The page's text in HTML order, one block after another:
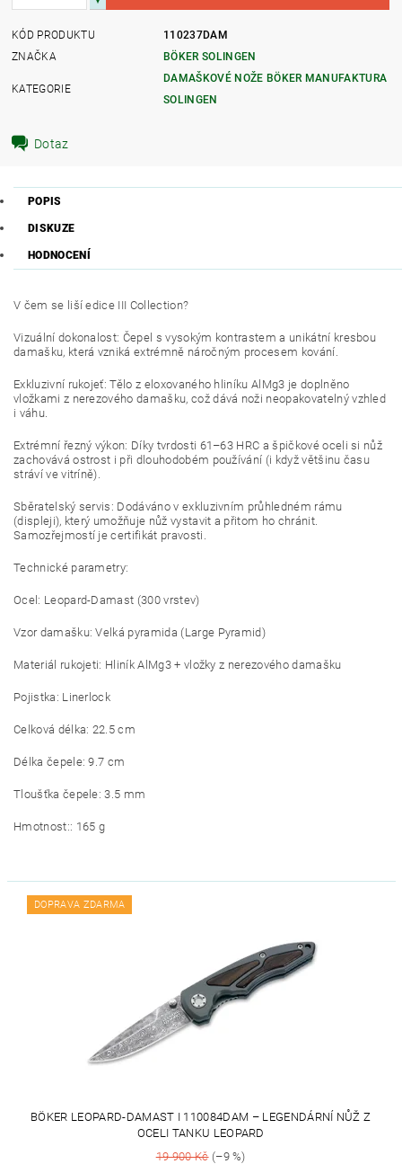
KÓD PRODUKTU
110237DAM
ZNAČKA
BÖKER SOLINGEN
KATEGORIE
DAMAŠKOVÉ NOŽE BÖKER MANUFAKTURA
SOLINGEN
Dotaz
POPIS
DISKUZE
HODNOCENÍ
V čem se liší edice III Collection?
Vizuální dokonalost: Čepel s vysokým kontrastem a unikátní kresbou
damašku, která vzniká extrémně náročným procesem kování.
Exkluzivní rukojeť: Tělo z eloxovaného hliníku AlMg3 je doplněno
vložkami z nerezového damašku, což dává noži neopakovatelný vzhled
i váhu.
Extrémní řezný výkon: Díky tvrdosti 61–63 HRC a špičkové oceli si nůž
zachovává ostrost i při dlouhodobém používání (i když většinu času
stráví ve vitríně).
Sběratelský servis: Dodáváno v exkluzivním průhledném rámu
(displeji), který umožňuje nůž vystavit a přitom ho chránit.
Samozřejmostí je certifikát pravosti.
Technické parametry:
Ocel: Leopard-Damast (300 vrstev)
Vzor damašku: Velká pyramida (Large Pyramid)
Materiál rukojeti: Hliník AlMg3 + vložky z nerezového damašku
Pojistka: Linerlock
Celková délka: 22.5 cm
Délka čepele: 9.7 cm
Tloušťka čepele: 3.5 mm
Hmotnost:: 165 g
DOPRAVA ZDARMA
BÖKER LEOPARD-DAMAST I 110084DAM – LEGENDÁRNÍ NŮŽ Z
OCELI TANKU LEOPARD
19 900 Kč(–9 %)